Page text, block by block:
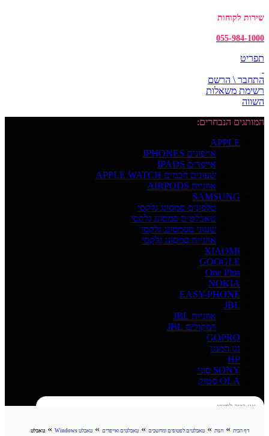
שירות לקוחות
055-984-1000
תפריט
התחבר \ הרשם
רשימת משאלות
השווה
המותגים הנבחרים:
APPLE
אייפונים IPHONES
אייפדים IPADS
שעונים חכמים APPLE WATCH
אוזניות AIRPODS
SAMSUNG
טלפונים סמסונג גלקסי
טאבלטים סמסונג גלקסי
שעוני ססמסונג גלקסי
אוזניות סמסונג גלקסי
XIAOMI
GOOGLE
One Plus
NOKIA
EASY-PHONE
JBL
אוזניות JBL
רמקולים JBL
GOPRO
נגן המנגן
HP
SONY סוני
OLA סטוק
דף הבית » חנות » טאבלטים לפטופים ומחשבים » טאבלטים ואייפדים » טאבלט Windows » טאבלט